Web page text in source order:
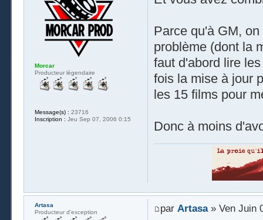
Parce qu'à GM,
problème (dont la
faut d'abord lire
fois la mise à jour
les 15 films pour
Donc à moins
Morcar
Producteur légendaire
Message(s) : 23716
Inscription : Jeu Sep 07, 2006 0:15
par Artasa» Ven Juin
Artasa
Producteur d'exception